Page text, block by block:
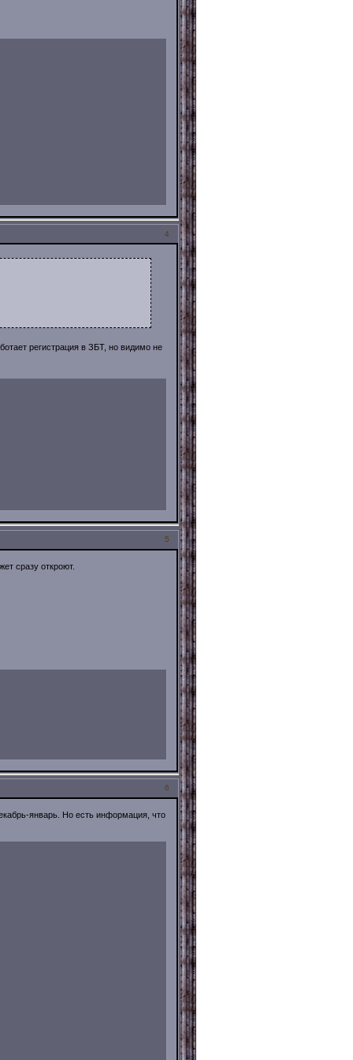
4
регистрация в ЗБТ, но видимо не
5
сразу откроют.
6
январь. Но есть информация, что